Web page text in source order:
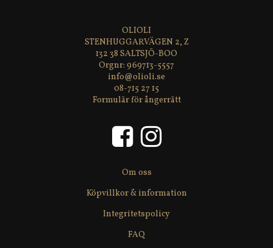
OLIOLI
STENHUGGARVÄGEN 2, Z
132 38 SALTSJÖ-BOO
info@olioli.se
08-715 27 15
Formulär för ångerrätt
969713-5557
Om oss
Köpvillkor & information
Integritetspolicy
FAQ